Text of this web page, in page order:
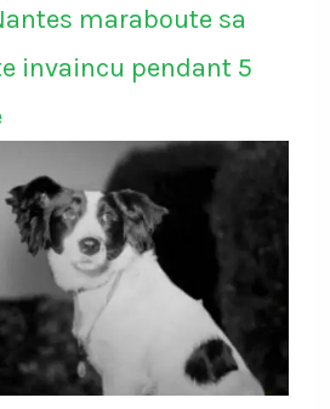
maraboute sa
invaincu pendant 5